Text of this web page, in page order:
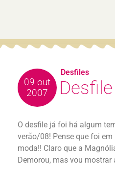
09 out
2007
O desfile já foi há algum
verão/08! Pense que foi
moda!! Claro que a
Demorou, mas vou
Desfiles